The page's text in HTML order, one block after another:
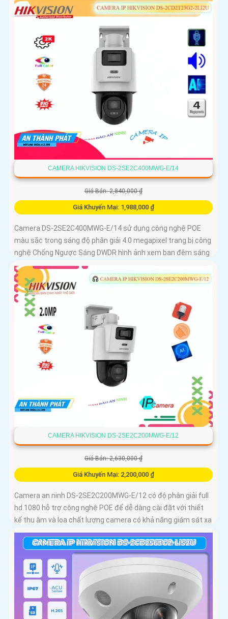
giám sát an ninh hiệu quả
CAMERA HIKVISION DS-2SE2C400MWG-E/14
Giá Bán: 2,840,000 ₫
Giá Khuyến Mại: 1,988,000 ₫
Camera DS-2SE2C400MWG-E/14 sử dụng công nghệ POE
màu sắc trong sáng độ phân giải 4.0 megapixel trang bị công
nghệ Chống Ngược Sáng DWDR hình ảnh xem ban đêm sáng
đẹp với Full Color 30m có màu như ban ngày thiết kế Plastic
đẹp mắt trang bị khả năng giám sát xa với zoom vật lý 16x
camera tích hợp tính năng thông minh phân biệt người và
phương tiện và chức năng thu âm và loa to rõ
CAMERA HIKVISION DS-2SE2C200MWG-E/12
Giá Bán: 2,630,000 ₫
Giá Khuyến Mại: 2,200,000 ₫
Camera an ninh DS-2SE2C200MWG-E/12 có độ phân giải full
hd 1080 hỗ trợ công nghệ POE để dễ dàng cài đặt với thiết
kế thu âm và loa chất lượng camera có khả năng giám sát xa
với zoom vật lý 16x và chống ngược sáng DWDR Hình ảnh rõ
nét phân biệt được người và đối tượng khác Cảm biến video
CMOS cho màu sắc sắc nét chống báo động giả và chế độ
Full Color 30m giúp quan sát ban đêm hiệu quả.